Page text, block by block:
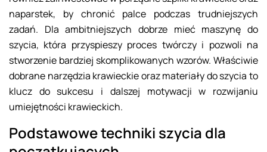
naparstek, by chronić palce podczas trudniejszych
zadań. Dla ambitniejszych dobrze mieć maszynę do
szycia, która przyspieszy proces twórczy i pozwoli na
stworzenie bardziej skomplikowanych wzorów. Właściwie
dobrane narzędzia krawieckie oraz materiały do szycia to
klucz do sukcesu i dalszej motywacji w rozwijaniu
umiejętności krawieckich.
Podstawowe techniki szycia dla